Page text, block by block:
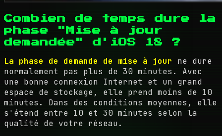
Combien de temps dure la
phase "Mise à jour
demandée" d'iOS 18 ?
La phase de demande de mise à jour ne dure
normalement pas plus de 30 minutes. Avec
une bonne connexion Internet et un grand
espace de stockage, elle prend moins de 10
minutes. Dans des conditions moyennes, elle
s'étend entre 10 et 30 minutes selon la
qualité de votre réseau.